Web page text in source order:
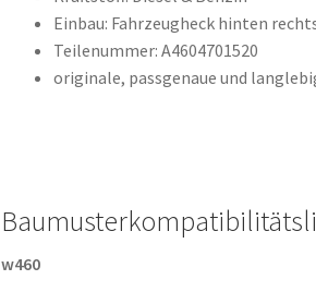
Einbau: Fahrzeugheck hinten
Teilenummer: A4604701520
originale, passgenaue und
w460